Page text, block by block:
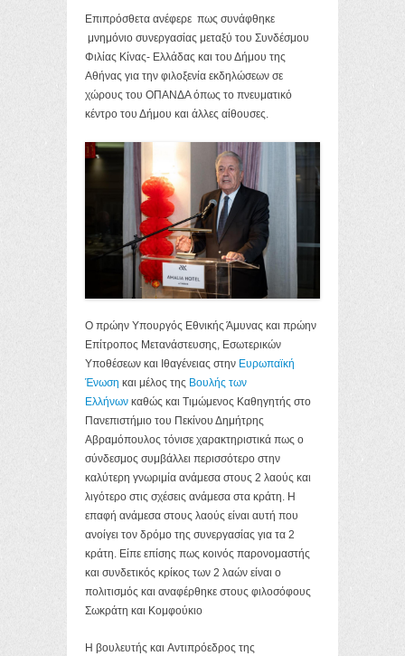
Επιπρόσθετα ανέφερε πως συνάφθηκε
μνημόνιο συνεργασίας μεταξύ του Συνδέσμου
Φιλίας Κίνας- Ελλάδας και του Δήμου της
Αθήνας για την φιλοξενία εκδηλώσεων σε
χώρους του ΟΠΑΝΔΑ όπως το πνευματικό
κέντρο του Δήμου και άλλες αίθουσες.
Ο πρώην Υπουργός Εθνικής Άμυνας και πρώην
Επίτροπος Μετανάστευσης, Εσωτερικών
Υποθέσεων και Ιθαγένειας στην Ευρωπαϊκή
Ένωση και μέλος της Βουλής των
Ελλήνων καθώς και Τιμώμενος Καθηγητής στο
Πανεπιστήμιο του Πεκίνου Δημήτρης
Αβραμόπουλος τόνισε χαρακτηριστικά πως ο
σύνδεσμος συμβάλλει περισσότερο στην
καλύτερη γνωριμία ανάμεσα στους 2 λαούς και
λιγότερο στις σχέσεις ανάμεσα στα κράτη. Η
επαφή ανάμεσα στους λαούς είναι αυτή που
ανοίγει τον δρόμο της συνεργασίας για τα 2
κράτη. Είπε επίσης πως κοινός παρονομαστής
και συνδετικός κρίκος των 2 λαών είναι ο
πολιτισμός και αναφέρθηκε στους φιλοσόφους
Σωκράτη και Κομφούκιο
Η βουλευτής και Αντιπρόεδρος της